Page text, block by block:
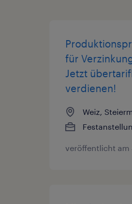
für
Jetzt
verdienen!
Weiz,
veröffentlicht am